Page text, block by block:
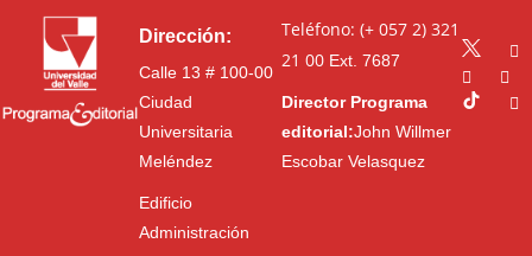
Dirección:
Calle 13 # 100-00
Ciudad
Universitaria
Meléndez
Edificio
Administración
Teléfono: (+ 057 2) 321
21 00Ext. 7687
Director Programa
editorial:John Willmer
Escobar Velasquez